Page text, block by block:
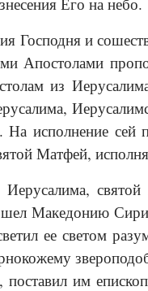
Господня и
Апостолами
из
На исполнение сей
Матфей,
Македонию
ее светом
им